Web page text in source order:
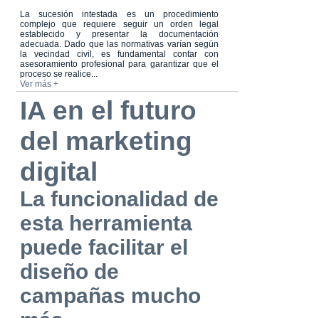
La sucesión intestada es un procedimiento
complejo que requiere seguir un orden legal
establecido y presentar la documentación
adecuada. Dado que las normativas varían según
la vecindad civil, es fundamental contar con
asesoramiento profesional para garantizar que el
proceso se realice...
Ver más +
IA en el futuro
del marketing
digital
La funcionalidad de
esta herramienta
puede facilitar el
diseño de
campañas mucho